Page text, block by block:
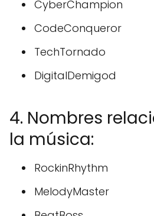
CyberChampion
CodeConqueror
TechTornado
DigitalDemigod
4. Nombres
la música:
RockinRhythm
MelodyMaster